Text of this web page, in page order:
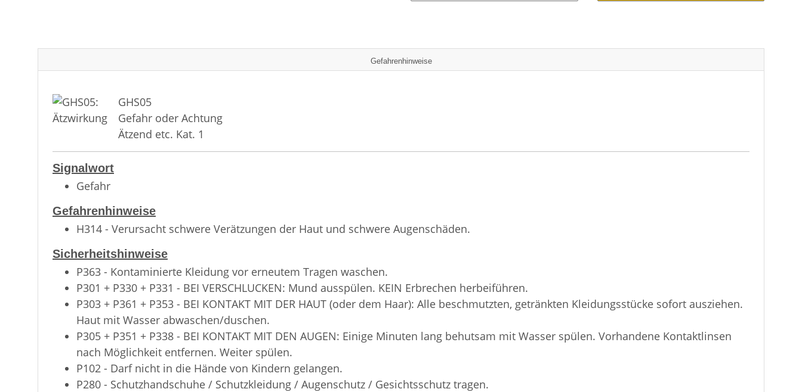
Gefahrenhinweise
GHS05
Gefahr oder Achtung
Ätzend etc. Kat. 1
Signalwort
Gefahr
Gefahrenhinweise
H314 - Verursacht schwere Verätzungen der Haut und schwere Augenschäden.
Sicherheitshinweise
P363 - Kontaminierte Kleidung vor erneutem Tragen waschen.
P301 + P330 + P331 - BEI VERSCHLUCKEN: Mund ausspülen. KEIN Erbrechen herbeiführen.
P303 + P361 + P353 - BEI KONTAKT MIT DER HAUT (oder dem Haar): Alle beschmutzten, getränkten Kleidungsstücke sofort ausziehen.
Haut mit Wasser abwaschen/duschen.
P305 + P351 + P338 - BEI KONTAKT MIT DEN AUGEN: Einige Minuten lang behutsam mit Wasser spülen. Vorhandene Kontaktlinsen
nach Möglichkeit entfernen. Weiter spülen.
P102 - Darf nicht in die Hände von Kindern gelangen.
P280 - Schutzhandschuhe / Schutzkleidung / Augenschutz / Gesichtsschutz tragen.